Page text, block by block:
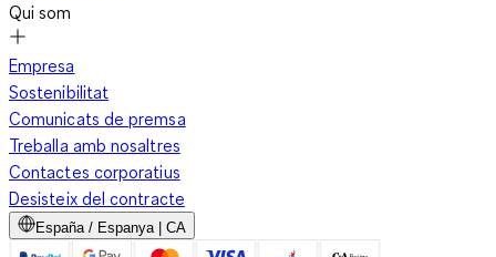
Qui som
Empresa
Sostenibilitat
Comunicats de premsa
Treballa amb nosaltres
Contactes corporatius
Desisteix del contracte
España / Espanya | CA